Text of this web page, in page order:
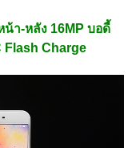
า-หลัง 16MP บอดี้
Flash Charge